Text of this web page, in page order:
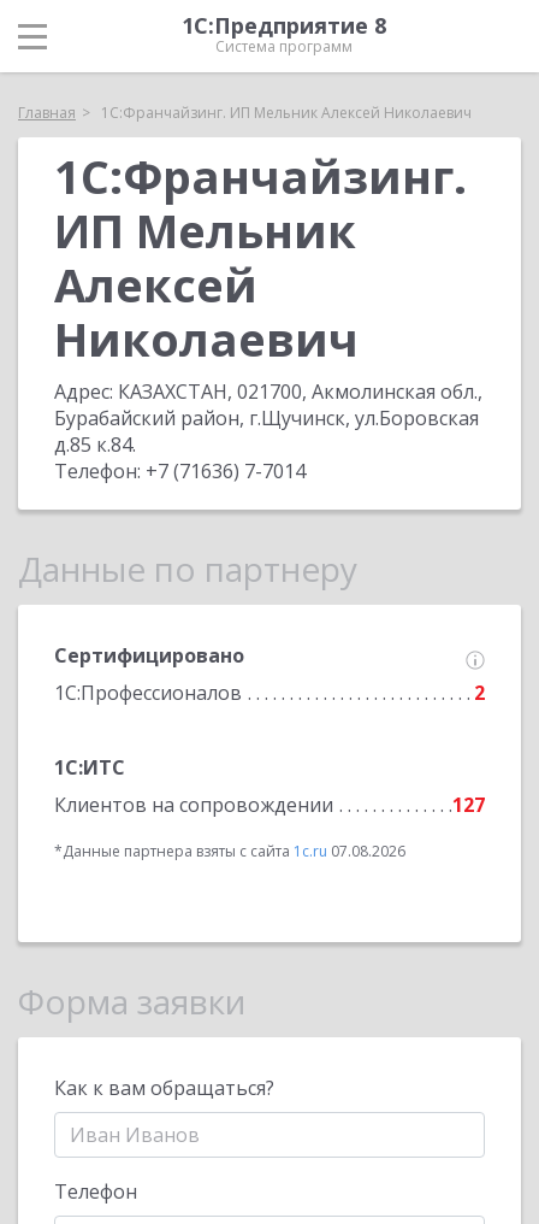
1С:Предприятие 8
Система программ
Главная 1С:Франчайзинг. ИП Мельник Алексей Николаевич
1С:Франчайзинг.
ИП Мельник
Алексей
Николаевич
Адрес: КАЗАХСТАН, 021700, Акмолинская обл.,
Бурабайский район, г.Щучинск, ул.Боровская
д.85 к.84.
Телефон: +7 (71636) 7-7014
Данные по партнеру
Сертифицировано
1С:Профессионалов
2
1С:ИТС
Клиентов на сопровождении
127
*Данные партнера взяты с сайта 1c.ru 07.08.2026
Форма заявки
Как к вам обращаться?
Телефон